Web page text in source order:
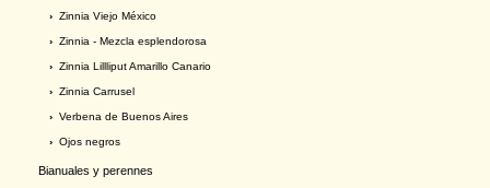
› Zinnia Viejo México
› Zinnia - Mezcla esplendorosa
› Zinnia Lillliput Amarillo Canario
› Zinnia Carrusel
› Verbena de Buenos Aires
› Ojos negros
Bianuales y perennes